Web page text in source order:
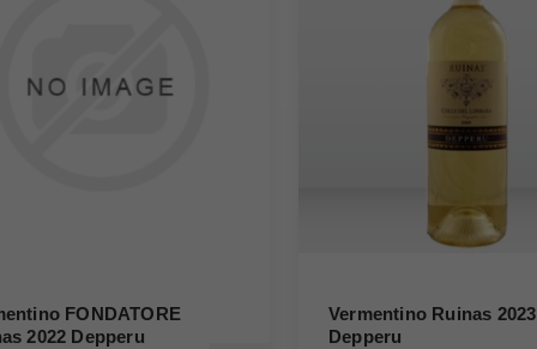
FONDATORE
2022 Depperu
Vermentino Ruinas 2023
Depperu